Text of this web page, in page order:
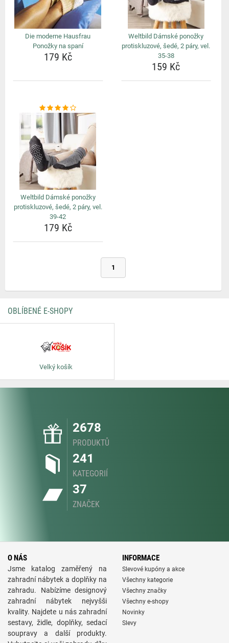
Die moderne Hausfrau
Ponožky na spaní
179 Kč
Weltbild Dámské ponožky
protiskluzové, šedé, 2 páry, vel.
35-38
159 Kč
Weltbild Dámské ponožky
protiskluzové, šedé, 2 páry, vel.
39-42
179 Kč
1
OBLÍBENÉ E-SHOPY
Velký košík
2678
PRODUKTŮ
241
KATEGORIÍ
37
ZNAČEK
O NÁS
Jsme katalog zaměřený na
zahradní nábytek a doplňky na
zahradu. Nabízíme designový
zahradní nábytek nejvyšši
kvality. Najdete u nás zahradní
sestavy, židle, doplňky, sedací
soupravy a další produkty.
INFORMACE
Slevové kupóny a akce
Všechny kategorie
Všechny značky
Všechny e-shopy
Novinky
Slevy